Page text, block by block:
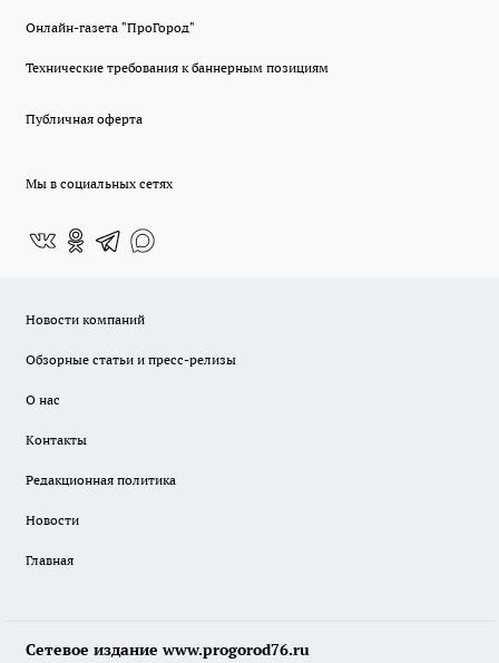
Онлайн-газета "ПроГород"
Технические требования к баннерным позициям
Публичная оферта
Мы в социальных сетях
Новости компаний
Обзорные статьи и пресс-релизы
О нас
Контакты
Редакционная политика
Новости
Главная
Сетевое издание www.progorod76.ru